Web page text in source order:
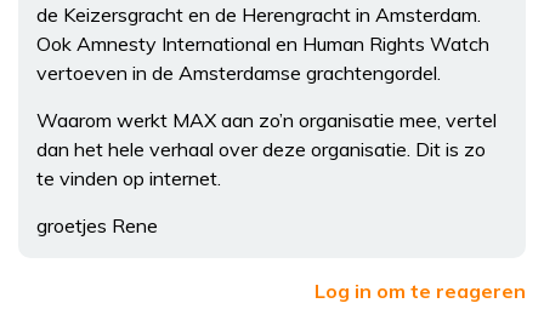
de Keizersgracht en de Herengracht in Amsterdam.
Ook Amnesty International en Human Rights Watch
vertoeven in de Amsterdamse grachtengordel.
Waarom werkt MAX aan zo’n organisatie mee, vertel
dan het hele verhaal over deze organisatie. Dit is zo
te vinden op internet.
groetjes Rene
Log in om te reageren